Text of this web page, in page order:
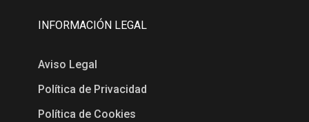
INFORMACIÓN LEGAL
Aviso Legal
Política de Privacidad
Política de Cookies